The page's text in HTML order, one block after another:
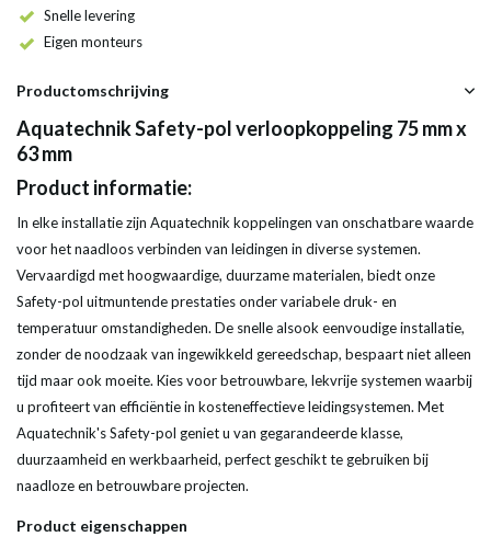
Snelle levering
Eigen monteurs
Productomschrijving
Aquatechnik Safety-pol verloopkoppeling 75 mm x
63 mm
Product informatie:
In elke installatie zijn Aquatechnik koppelingen van onschatbare waarde
voor het naadloos verbinden van leidingen in diverse systemen.
Vervaardigd met hoogwaardige, duurzame materialen, biedt onze
Safety-pol uitmuntende prestaties onder variabele druk- en
temperatuur omstandigheden. De snelle alsook eenvoudige installatie,
zonder de noodzaak van ingewikkeld gereedschap, bespaart niet alleen
tijd maar ook moeite. Kies voor betrouwbare, lekvrije systemen waarbij
u profiteert van efficiëntie in kosteneffectieve leidingsystemen. Met
Aquatechnik's Safety-pol geniet u van gegarandeerde klasse,
duurzaamheid en werkbaarheid, perfect geschikt te gebruiken bij
naadloze en betrouwbare projecten.
Product eigenschappen